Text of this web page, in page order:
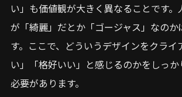
い」も価値観が大きく異なることです
が「綺麗」だとか「ゴージャス」なのか
す。ここで、どういうデザインをクライ
い」「格好いい」と感じるのかをしっか
必要があります。